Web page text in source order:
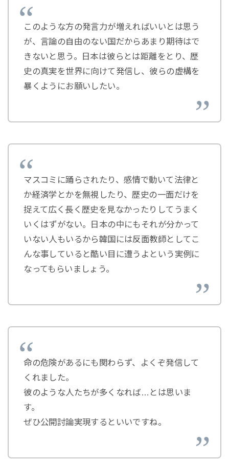
このような方の発言力が増えればいいとは思う
が、言論の自由のない国だからあまり期待はで
きないと思う。日本は彼らとは距離をとり、歴
史の真実を世界に向けて発信し、彼らの虚構を
暴くようにお願いしたい。
マスコミに踊らされたり、感情で動いて法律と
か経済学とかを無視したり、歴史の一面だけを
捉えて広く長く歴史を見なかったりしてうまく
いくはずがない。日本の中にもそれが分かって
いない人もいるから韓国には反面教師としてこ
んな事していると酷い目に遭うよという実例に
なってもらいましょう。
命の危険があるにも関わらず、よくぞ発信して
くれました。
彼のような人たちが多くなれば…とは思いま
す。
ぜひ公開討論実現するといいですね。